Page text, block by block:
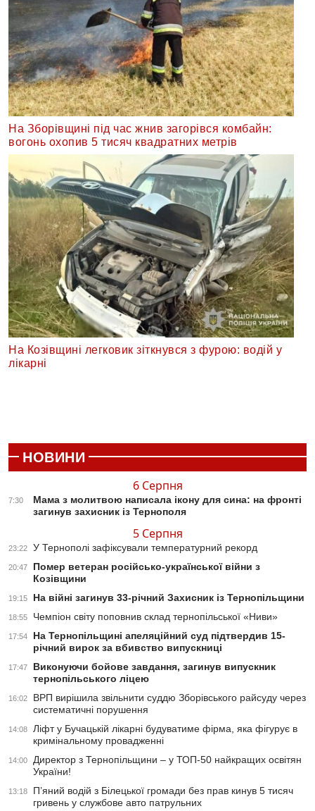
На Зборівщині під час жнив загорівся комбайн:
вогонь охопив 5 тисяч квадратних метрів
На Козівщині легковик зіткнувся з фурою: водій у
лікарні
НОВИНИ
6 Серпня
7:30
Мама з молитвою написала ікону для сина: на фронті
загинув захисник із Тернополя
5 Серпня
23:22 У Тернополі зафіксували температурний рекорд
20:47
Помер ветеран російсько-української війни з
Козівщини
19:15 На війні загинув 33-річний Захисник із Тернопільщини
18:55 Чемпіон світу поповнив склад тернопільської «Ниви»
17:54
На Тернопільщині апеляційний суд підтвердив 15-
річний вирок за вбивство випускниці
17:47
Виконуючи бойове завдання, загинув випускник
тернопільського ліцею
16:02
ВРП вирішила звільнити суддю Зборівського райсуду через
систематичні порушення
14:08
Ліфт у Бучацькій лікарні будуватиме фірма, яка фігурує в
кримінальному провадженні
14:00
Директор з Тернопільщини – у ТОП-50 найкращих освітян
України!
13:18
П’яний водій з Білецької громади без прав кинув 5 тисяч
гривень у службове авто патрульних